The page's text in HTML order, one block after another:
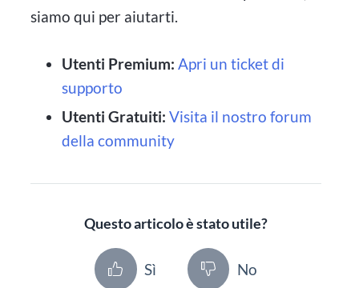
siamo qui per aiutarti.
Utenti Premium: Apri un ticket di
supporto
Utenti Gratuiti: Visita il nostro forum
della community
Questo articolo è stato utile?
Sì No